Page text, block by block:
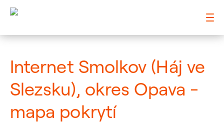
Internet Smolkov (Háj ve
Slezsku), okres Opava -
mapa pokrytí
: Mapa pokrytí město